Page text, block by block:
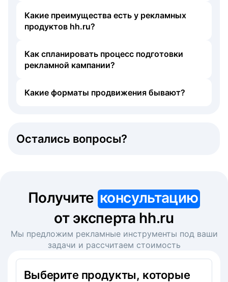
Какие преимущества есть у рекламных
продуктов hh.ru?
Как спланировать процесс подготовки
рекламной кампании?
Какие форматы продвижения бывают?
Остались вопросы?
Получите консультацию
от эксперта hh.ru
Мы предложим рекламные инструменты под ваши
задачи и рассчитаем стоимость
Выберите продукты, которые